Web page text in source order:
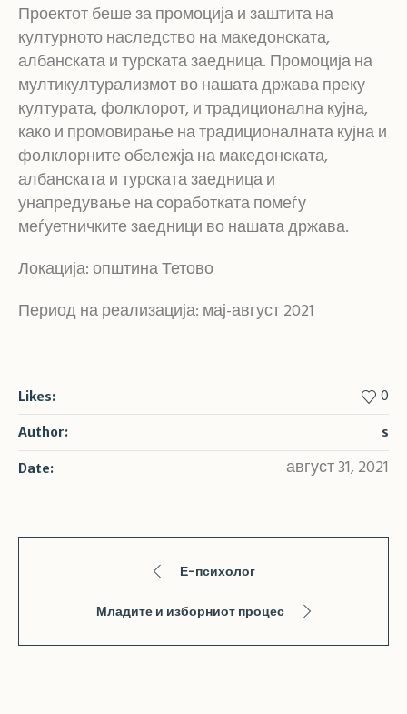
Проектот беше за промоција и заштита на
културното наследство на македонската,
албанската и турската заедница. Промоција на
мултикултурализмот во нашата држава преку
културата, фолклорот, и традиционална кујна,
како и промовирање на традиционалната кујна и
фолклорните обележја на македонската,
албанската и турската заедница и
унапредување на соработката помеѓу
меѓуетничките заедници во нашата држава.
Локација: општина Тетово
Период на реализација: мај-август 2021
Likes: 0
Author: s
Date: август 31, 2021
Е-психолог
Младите и изборниот процес